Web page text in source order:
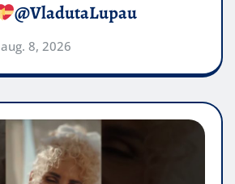
@VladutaLupau
aug. 8, 2026